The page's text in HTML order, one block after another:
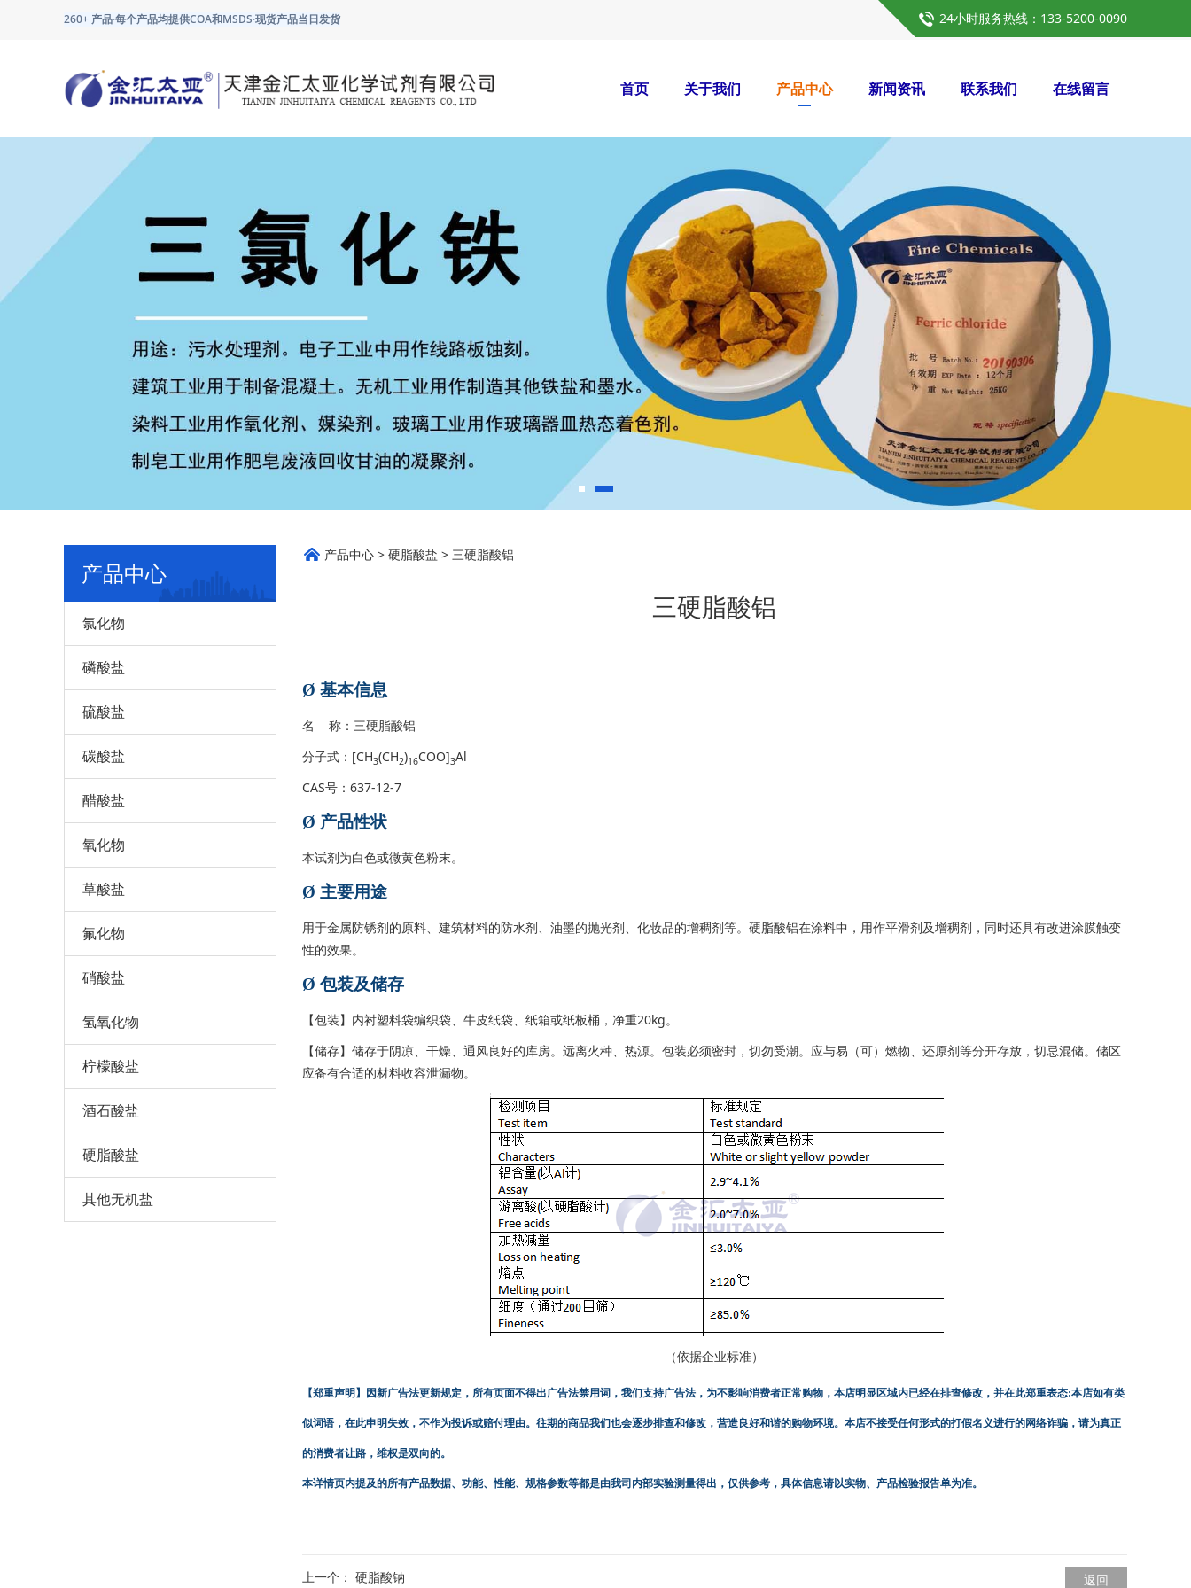
260+ 产品·每个产品均提供COA和MSDS·现货产品当日发货 24小时服务热线：133-5200-0090
首页 关于我们 产品中心 新闻资讯 联系我们 在线留言
产品中心
氯化物
磷酸盐
硫酸盐
碳酸盐
醋酸盐
氧化物
草酸盐
氟化物
硝酸盐
氢氧化物
柠檬酸盐
酒石酸盐
硬脂酸盐
其他无机盐
三硬脂酸铝
产品中心> 硬脂酸盐 > 三硬脂酸铝
三硬脂酸铝
Ø 基本信息
名 称：三硬脂酸铝
分子式：[CH3(CH2)16COO]3Al
CAS号：637-12-7
Ø 产品性状
本试剂为白色或微黄色粉末。
Ø 主要用途
用于金属防锈剂的原料、建筑材料的防水剂、油墨的抛光剂、化妆品的增稠剂等。硬脂酸铝在涂料中，用作平滑剂及增稠剂，同时还具有改进涂膜触变
性的效果。
Ø 包装及储存
【包装】内衬塑料袋编织袋、牛皮纸袋、纸箱或纸板桶，净重20kg。
【储存】储存于阴凉、干燥、通风良好的库房。远离火种、热源。包装必须密封，切勿受潮。应与易（可）燃物、还原剂等分开存放，切忌混储。储区
应备有合适的材料收容泄漏物。
（依据企业标准）
【郑重声明】 因新广告法更新规定，所有页面不得出广告法禁用词，我们支持广告法，为不影响消费者正常购物，本店明显区域内已经在排查修改，并在此郑重表态:本店如有类
似词语，在此申明失效，不作为投诉或赔付理由。往期的商品我们也会逐步排查和修改，营造良好和谐的购物环境。本店不接受任何形式的打假名义进行的网络诈骗，请为真正
的消费者让路，维权是双向的。
本详情页内提及的所有产品数据、功能、性能、规格参数等都是由我司内部实验测量得出，仅供参考，具体信息请以实物、产品检验报告单为准。
上一个： 硬脂酸钠
返回